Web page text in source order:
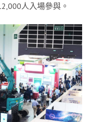
人入場參與。